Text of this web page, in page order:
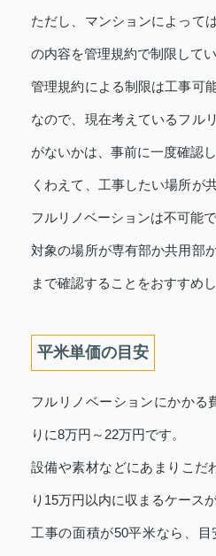
ただし、マンションによって
の内容を管理規約で制限して
管理規約による制限は工事可
なので、現在考えているフル
がないかは、事前に一度確認し
くわえて、工事したい場所が
フルリノベーションは不可能で
対象の場所が専有部か共用部
まで確認することをおすすめし
平米単価の目安
フルリノベーションにかかる
りに8万円～22万円です。
設備や素材などにあまりこだ
り15万円以内に収まるケース
工事の面積が50平米なら、